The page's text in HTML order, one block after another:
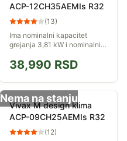
ACP-12CH35AEMIs R32
(13)
Ima nominalni kapacitet
grejanja 3,81 kW i nominalni
38,990 RSD
Nema na stanju
Vivax M design klima
ACP-09CH25AEMIs R32
(12)